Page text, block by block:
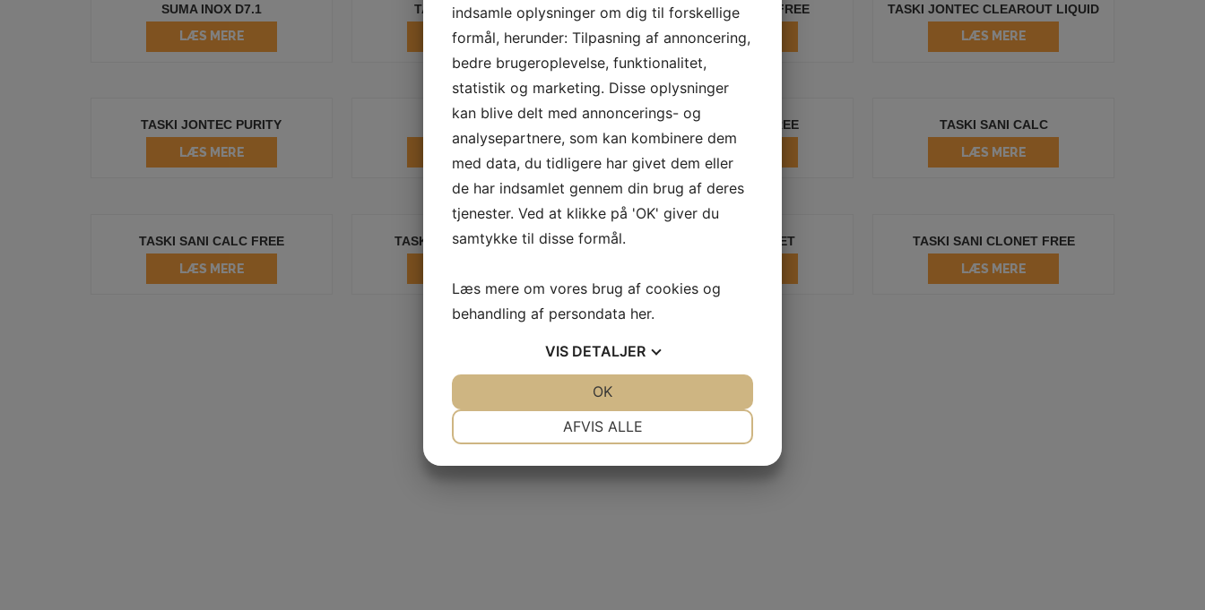
SUMA INOX D7.1
LÆS MERE
TASKI JONTEC 300
LÆS MERE
TASKI JONTEC 300 FREE
LÆS MERE
TASKI JONTEC CLEAROUT LIQUID
LÆS MERE
TASKI JONTEC PURITY
LÆS MERE
TASKI SANI 100 FREE
TASKI SANI CALC
LÆS MERE
TASKI SANI CALC FREE
LÆS MERE
TASKI SANI CALCAFOAM
TASKI SANI CLONET
TASKI SANI CLONET FREE
LÆS MERE
1 2 →
indsamle oplysninger om dig til forskellige
formål, herunder: Tilpasning af annoncering,
bedre brugeroplevelse, funktionalitet,
statistik og marketing. Disse oplysninger
kan blive delt med annoncerings- og
analysepartnere, som kan kombinere dem
med data, du tidligere har givet dem eller
de har indsamlet gennem din brug af deres
tjenester. Ved at klikke på 'OK' giver du
samtykke til disse formål.
Læs mere om vores brug af cookies og
behandling af persondata her.
VIS DETALJER
AFVIS ALLE
OK